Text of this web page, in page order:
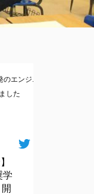
エンジニアコ
した
学